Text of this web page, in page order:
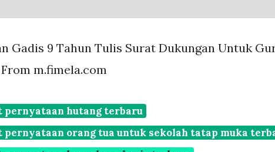
Gadis 9 Tahun Tulis Surat Dukungan Untuk
m.fimela.com
pernyataan hutang terbaru
pernyataan orang tua untuk sekolah tatap muka